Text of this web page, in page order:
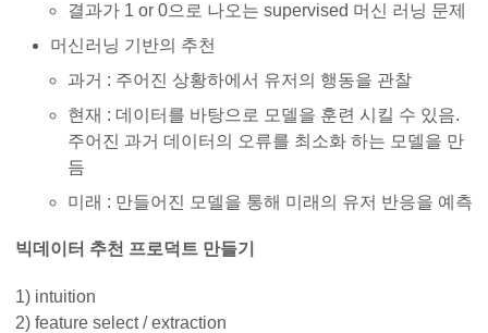
결과가 1 or 0으로 나오는 supervised 머신 러닝 문제
머신러닝 기반의 추천
과거 : 주어진 상황하에서 유저의 행동을 관찰
현재 : 데이터를 바탕으로 모델을 훈련 시킬 수 있음.
주어진 과거 데이터의 오류를 최소화 하는 모델을 만
듬
미래 : 만들어진 모델을 통해 미래의 유저 반응을 예측
빅데이터 추천 프로덕트 만들기
1) intuition
2) feature select / extraction